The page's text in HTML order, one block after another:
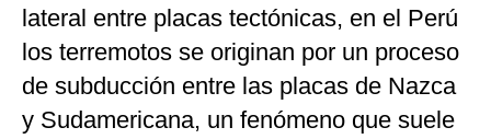
lateral entre placas tectónicas, en el Perú
los terremotos se originan por un proceso
de subducción entre las placas de Nazca
y Sudamericana, un fenómeno que suele